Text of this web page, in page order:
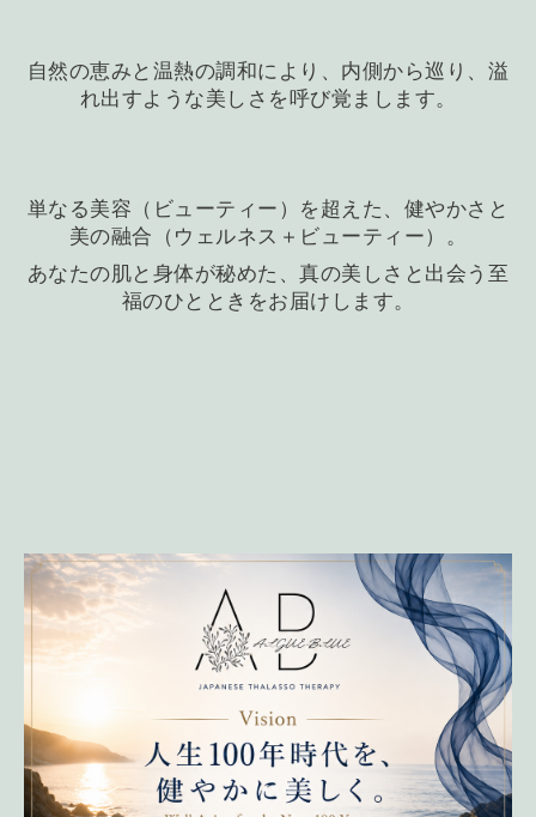
自然の恵みと温熱の調和により、内側から巡り、溢
れ出すような美しさを呼び覚まします。
単なる美容（ビューティー）を超えた、健やかさと
美の融合（ウェルネス＋ビューティー）。
あなたの肌と身体が秘めた、真の美しさと出会う至
福のひとときをお届けします。